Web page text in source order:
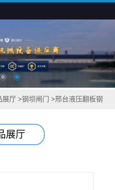
展厅 >钢坝闸门 >邢台液压翻板钢
展厅